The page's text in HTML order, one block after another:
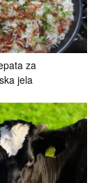
za
jela